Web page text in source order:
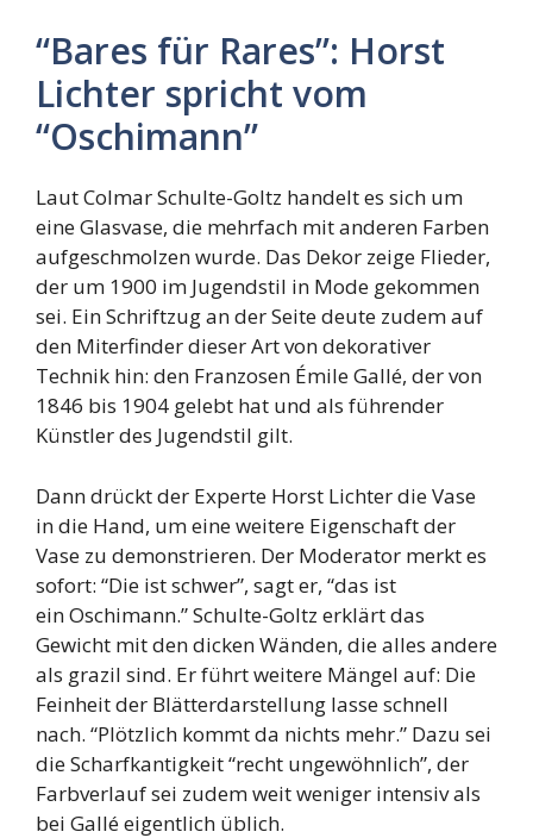
“Bares für Rares”: Horst
Lichter spricht vom
“Oschimann”
Laut Colmar Schulte-Goltz handelt es sich um
eine Glasvase, die mehrfach mit anderen Farben
aufgeschmolzen wurde. Das Dekor zeige Flieder,
der um 1900 im Jugendstil in Mode gekommen
sei. Ein Schriftzug an der Seite deute zudem auf
den Miterfinder dieser Art von dekorativer
Technik hin: den Franzosen Émile Gallé, der von
1846 bis 1904 gelebt hat und als führender
Künstler des Jugendstil gilt.
Dann drückt der Experte Horst Lichter die Vase
in die Hand, um eine weitere Eigenschaft der
Vase zu demonstrieren. Der Moderator merkt es
sofort: “Die ist schwer”, sagt er, “das ist
ein Oschimann.” Schulte-Goltz erklärt das
Gewicht mit den dicken Wänden, die alles andere
als grazil sind. Er führt weitere Mängel auf: Die
Feinheit der Blätterdarstellung lasse schnell
nach. “Plötzlich kommt da nichts mehr.” Dazu sei
die Scharfkantigkeit “recht ungewöhnlich”, der
Farbverlauf sei zudem weit weniger intensiv als
bei Gallé eigentlich üblich.